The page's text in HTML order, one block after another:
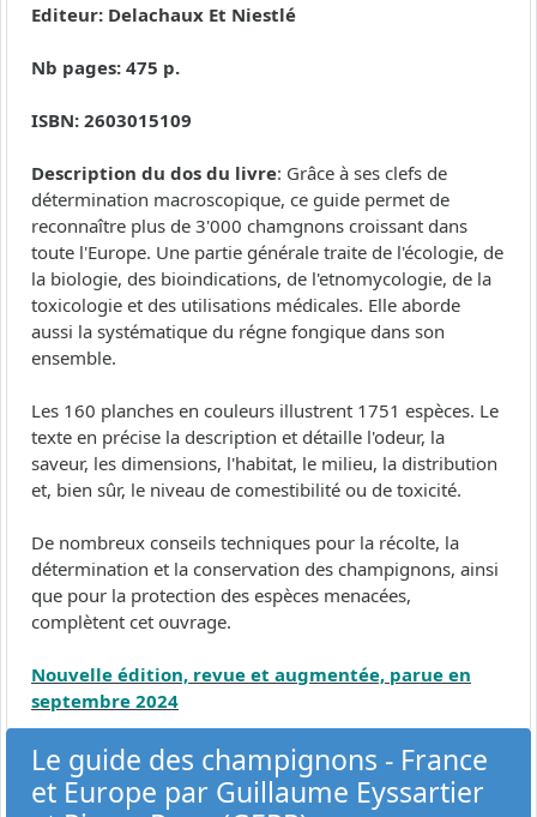
Editeur: Delachaux Et Niestlé
Nb pages: 475 p.
ISBN: 2603015109
Description du dos du livre: Grâce à ses clefs de
détermination macroscopique, ce guide permet de
reconnaître plus de 3'000 chamgnons croissant dans
toute l'Europe. Une partie générale traite de l'écologie, de
la biologie, des bioindications, de l'etnomycologie, de la
toxicologie et des utilisations médicales. Elle aborde
aussi la systématique du régne fongique dans son
ensemble.
Les 160 planches en couleurs illustrent 1751 espèces. Le
texte en précise la description et détaille l'odeur, la
saveur, les dimensions, l'habitat, le milieu, la distribution
et, bien sûr, le niveau de comestibilité ou de toxicité.
De nombreux conseils techniques pour la récolte, la
détermination et la conservation des champignons, ainsi
que pour la protection des espèces menacées,
complètent cet ouvrage.
Nouvelle édition, revue et augmentée, parue en
septembre 2024
Le guide des champignons - France
et Europe par Guillaume Eyssartier